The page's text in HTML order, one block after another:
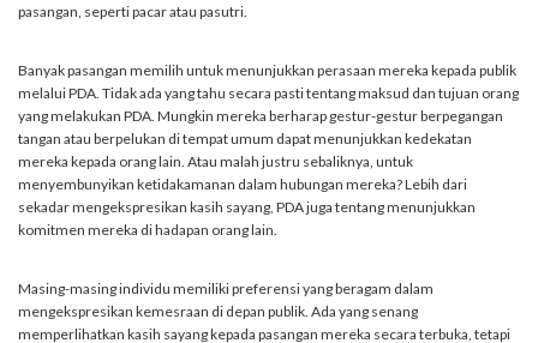
pasangan, seperti pacar atau pasutri.
Banyak pasangan memilih untuk menunjukkan perasaan mereka kepada publik
melalui PDA. Tidak ada yang tahu secara pasti tentang maksud dan tujuan orang
yang melakukan PDA. Mungkin mereka berharap gestur-gestur berpegangan
tangan atau berpelukan di tempat umum dapat menunjukkan kedekatan
mereka kepada orang lain. Atau malah justru sebaliknya, untuk
menyembunyikan ketidakamanan dalam hubungan mereka? Lebih dari
sekadar mengekspresikan kasih sayang, PDA juga tentang menunjukkan
komitmen mereka di hadapan orang lain.
Masing-masing individu memiliki preferensi yang beragam dalam
mengekspresikan kemesraan di depan publik. Ada yang senang
memperlihatkan kasih sayang kepada pasangan mereka secara terbuka, tetapi